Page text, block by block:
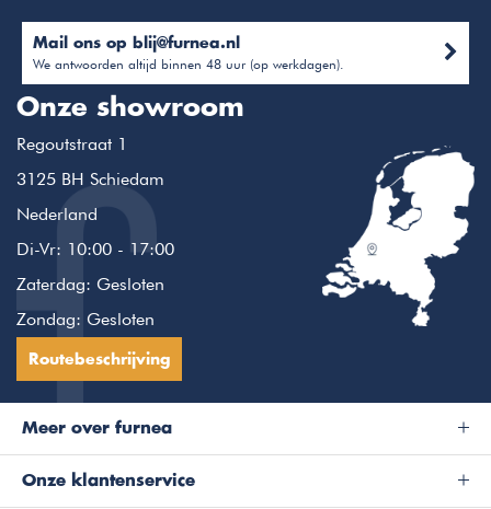
Mail ons op blij@furnea.nl
We antwoorden altijd binnen 48 uur (op werkdagen).
Onze showroom
Regoutstraat 1
3125 BH Schiedam
Nederland
Di-Vr: 10:00 - 17:00
Zaterdag: Gesloten
Zondag: Gesloten
Routebeschrijving
Meer over furnea
Onze klantenservice